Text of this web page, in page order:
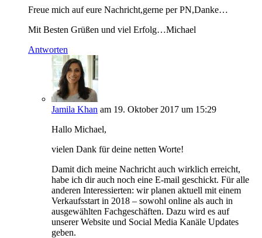
Freue mich auf eure Nachricht,gerne per PN,Danke…
Mit Besten Grüßen und viel Erfolg…Michael
Antworten
Jamila Khan am 19. Oktober 2017 um 15:29
Hallo Michael,
vielen Dank für deine netten Worte!
Damit dich meine Nachricht auch wirklich erreicht,
habe ich dir auch noch eine E-mail geschickt. Für alle
anderen Interessierten: wir planen aktuell mit einem
Verkaufsstart in 2018 – sowohl online als auch in
ausgewählten Fachgeschäften. Dazu wird es auf
unserer Website und Social Media Kanäle Updates
geben.